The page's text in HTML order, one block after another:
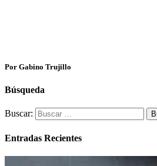
Por Gabino Trujillo
Búsqueda
Buscar:
Entradas Recientes